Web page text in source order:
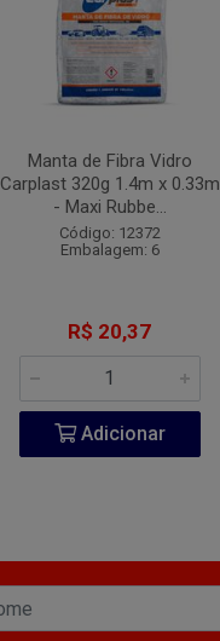
Manta de Fibra Vidro
Carplast 320g 1.4m x 0.33m
- Maxi Rubbe...
Código: 12372
Embalagem: 6
R$ 20,37
Adicionar